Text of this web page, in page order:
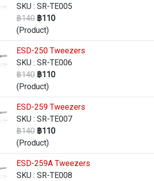
SKU : SR-TE005
฿140 ฿110
(Product)
ESD-250 Tweezers
SKU : SR-TE006
฿140 ฿110
(Product)
ESD-259 Tweezers
SKU : SR-TE007
฿140 ฿110
(Product)
ESD-259A Tweezers
SKU : SR-TE008